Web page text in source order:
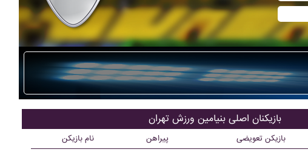
بازیکنان اصلی بنيامين ورزش تهران
نام بازیکن پیراهن بازیکن تعویضی